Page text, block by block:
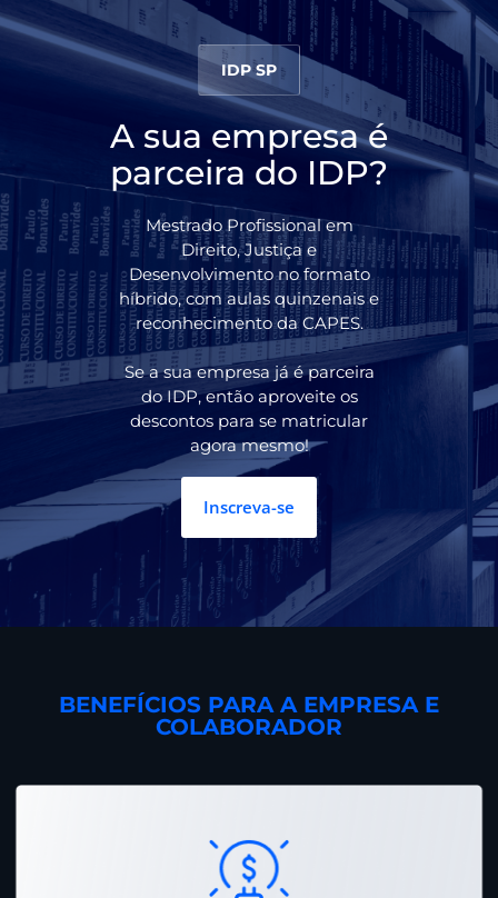
IDP SP
A sua empresa é
parceira do IDP?
Mestrado Profissional em
Direito, Justiça e
Desenvolvimento no formato
híbrido, com aulas quinzenais e
reconhecimento da CAPES.
Se a sua empresa já é parceira
do IDP, então aproveite os
descontos para se matricular
agora mesmo!
Inscreva-se
BENEFÍCIOS PARA A EMPRESA E
COLABORADOR